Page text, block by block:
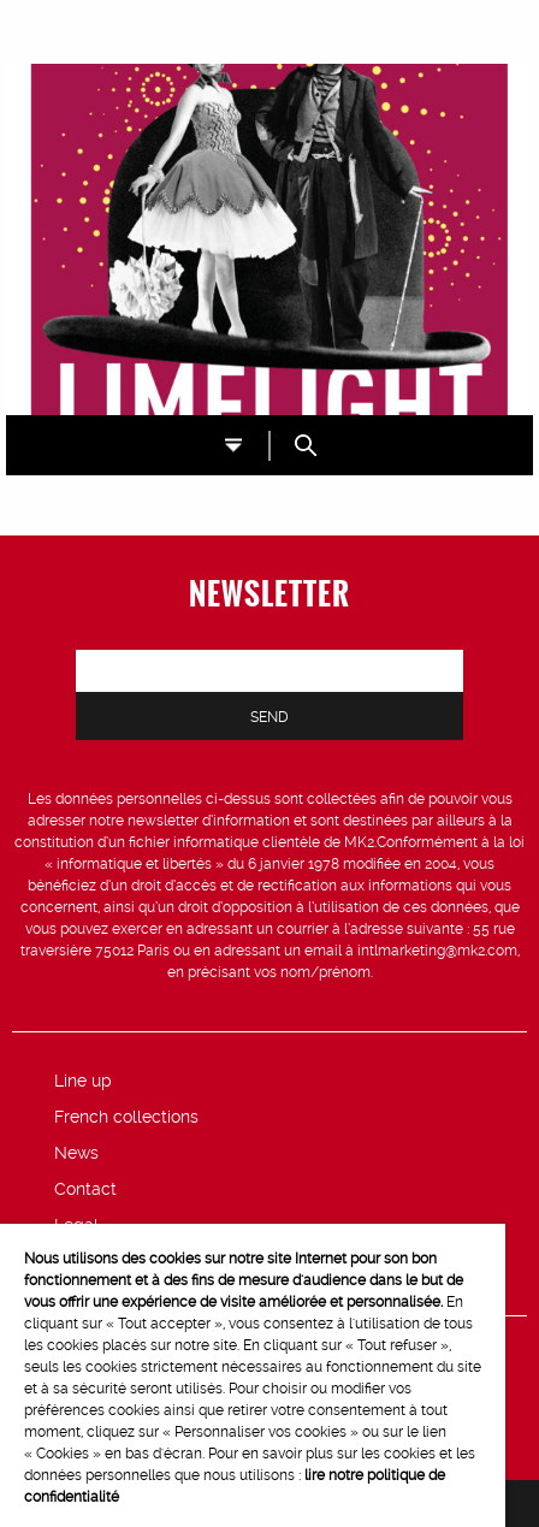
NEWSLETTER
Les données personnelles ci-dessus sont collectées afin de pouvoir vous
adresser notre newsletter d’information et sont destinées par ailleurs à la
constitution d’un fichier informatique clientèle de MK2.Conformément à la loi
« informatique et libertés » du 6 janvier 1978 modifiée en 2004, vous
bénéficiez d’un droit d’accès et de rectification aux informations qui vous
concernent, ainsi qu’un droit d’opposition à l’utilisation de ces données, que
vous pouvez exercer en adressant un courrier à l’adresse suivante : 55 rue
traversière 75012 Paris ou en adressant un email à intlmarketing@mk2.com,
en précisant vos nom/prénom.
Line up
French collections
News
Contact
Legal
Privacy and cookie policy
Nous utilisons des cookies sur notre site Internet pour son bon
fonctionnement et à des fins de mesure d'audience dans le but de
vous offrir une expérience de visite améliorée et personnalisée. En
cliquant sur « Tout accepter », vous consentez à l'utilisation de tous
les cookies placés sur notre site. En cliquant sur « Tout refuser »,
seuls les cookies strictement nécessaires au fonctionnement du site
et à sa sécurité seront utilisés. Pour choisir ou modifier vos
préférences cookies ainsi que retirer votre consentement à tout
moment, cliquez sur « Personnaliser vos cookies » ou sur le lien
« Cookies » en bas d'écran. Pour en savoir plus sur les cookies et les
données personnelles que nous utilisons : lire notre politique de
confidentialité